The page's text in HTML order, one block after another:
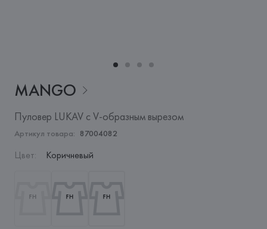
MANGO
Пуловер LUKAV с V-образным вырезом
Артикул товара: 87004082
Цвет: Коричневый